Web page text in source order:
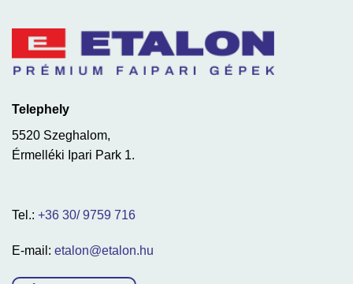
Telephely
5520 Szeghalom,
Érmelléki Ipari Park 1.
Tel.: +36 30/ 9759 716
E-mail: etalon@etalon.hu